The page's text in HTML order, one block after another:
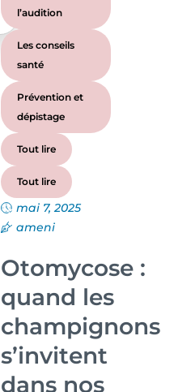
l’audition
Les conseils
santé
Prévention et
dépistage
Tout lire
Tout lire
mai 7, 2025
ameni
Otomycose :
quand les
champignons
s’invitent
dans nos